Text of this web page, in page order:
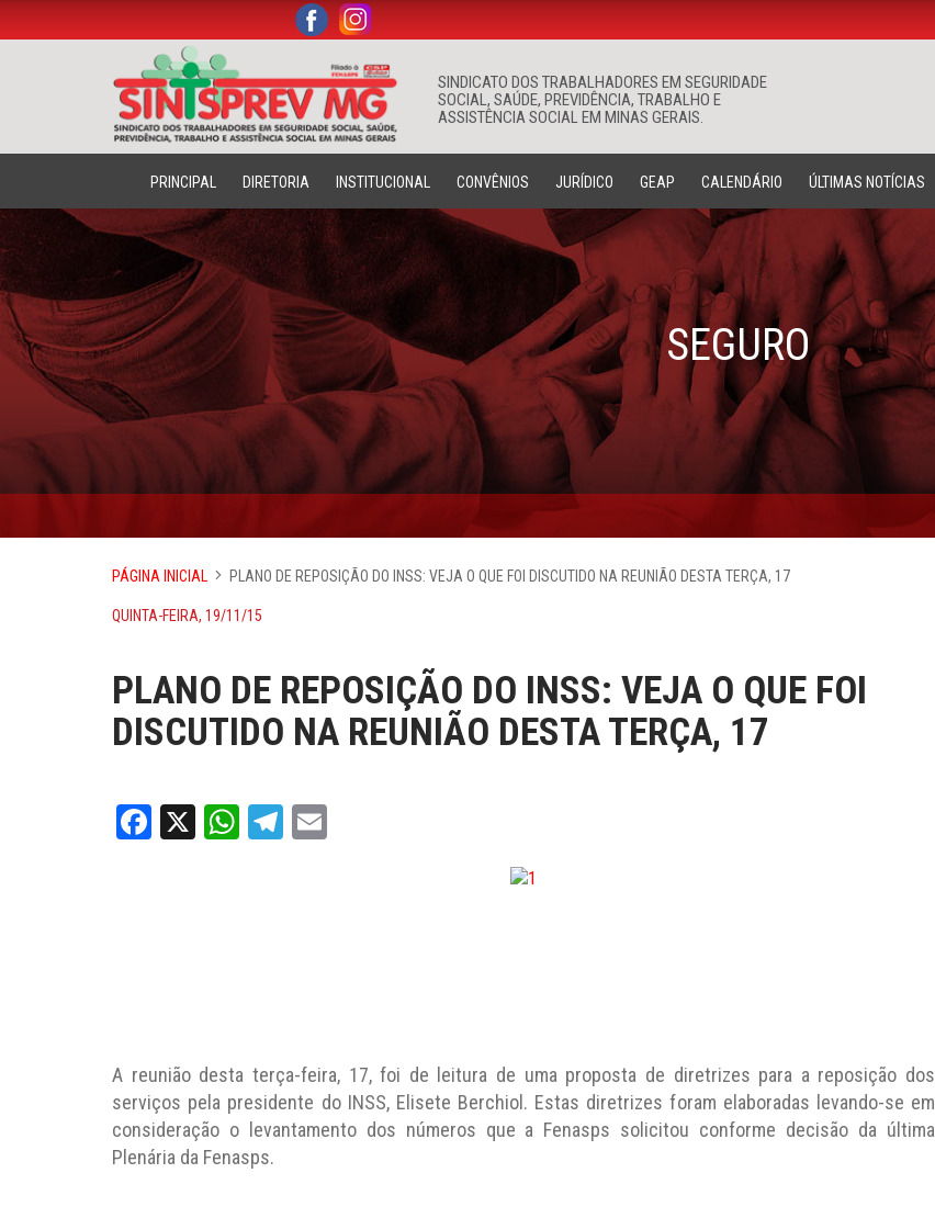
SINDICATO DOS TRABALHADORES EM SEGURIDADE
SOCIAL, SAÚDE, PREVIDÊNCIA, TRABALHO E
ASSISTÊNCIA SOCIAL EM MINAS GERAIS.
Buscar
. .
PRINCIPAL DIRETORIA INSTITUCIONAL CONVÊNIOS JURÍDICO GEAP CALENDÁRIO ÚLTIMAS NOTÍCIAS
SEGURO
PÁGINA INICIAL PLANO DE REPOSIÇÃO DO INSS: VEJA O QUE FOI DISCUTIDO NA REUNIÃO DESTA TERÇA, 17
QUINTA-FEIRA, 19/11/15
PLANO DE REPOSIÇÃO DO INSS: VEJA O QUE FOI
DISCUTIDO NA REUNIÃO DESTA TERÇA, 17
Facebook
X WhatsApp
Telegram
A reunião desta terça-feira, 17, foi de leitura de uma proposta de diretrizes para a reposição dos
serviços pela presidente do INSS, Elisete Berchiol. Estas diretrizes foram elaboradas levando-se em
consideração o levantamento dos números que a Fenasps solicitou conforme decisão da última
Plenária da Fenasps.